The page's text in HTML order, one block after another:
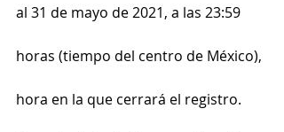
al 31 de mayo de 2021, a las 23:59
horas (tiempo del centro de México),
hora en la que cerrará el registro.